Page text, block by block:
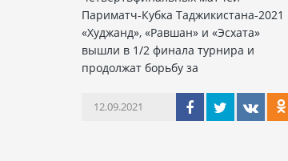
Париматч-Кубка Таджикистана-2021
«Худжанд», «Равшан» и «Эсхата»
вышли в 1/2 финала турнира и
продолжат борьбу за
12.09.2021